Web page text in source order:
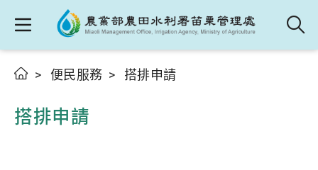
便民服務 搭排申請
搭排申請